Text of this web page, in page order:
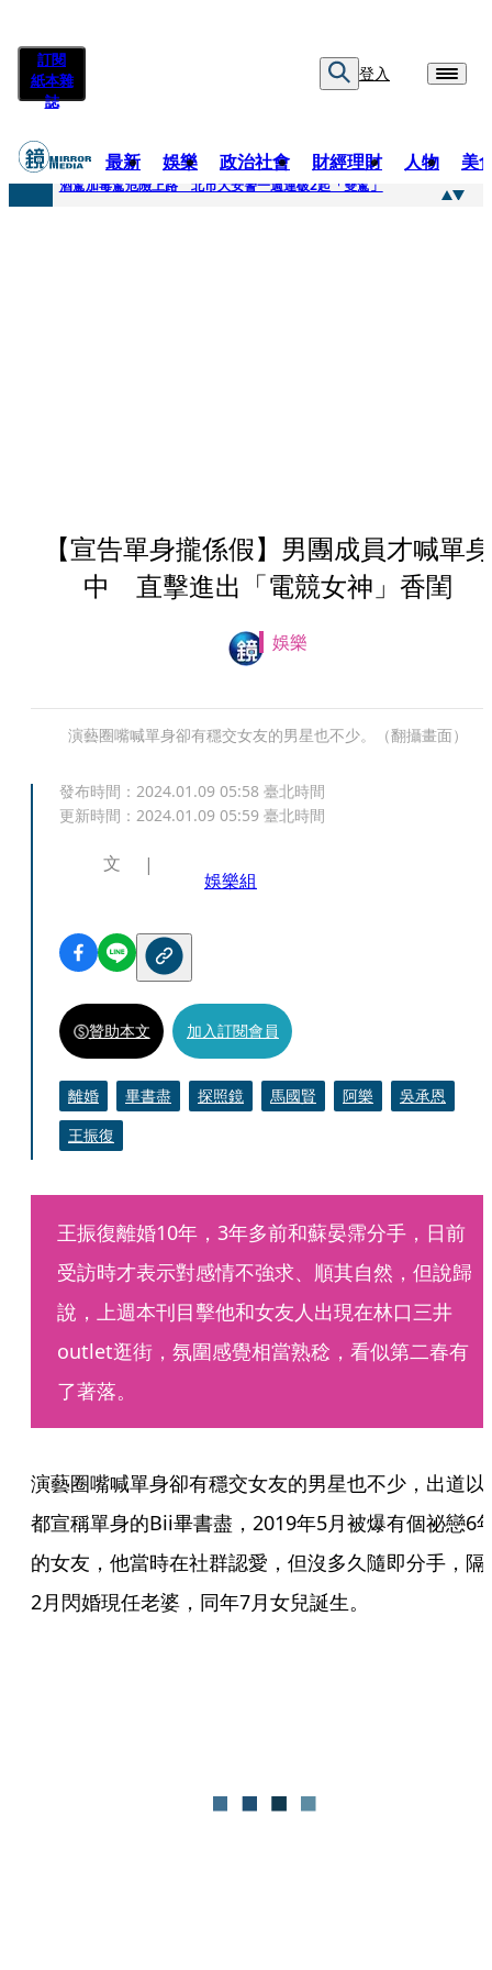
訂閱
紙本雜
誌
登入
最新 娛樂 政治社會 財經理財 人物 美
快訊
酒駕加毒駕危險上路 北市大安警一週連破2起「雙駕」
【宣告單身攏係假】男團成員才喊單身
中 直擊進出「電競女神」香閨
娛樂
演藝圈嘴喊單身卻有穩交女友的男星也不少。（翻攝畫面）
發布時間： 2024.01.09 05:58 臺北時間
更新時間： 2024.01.09 05:59 臺北時間
文
娛樂組
贊助本文 加入訂閱會員
離婚 畢書盡 探照鏡 馬國賢 阿樂
吳承恩
王振復
王振復離婚10年，3年多前和蘇晏霈分手，日前
受訪時才表示對感情不強求、順其自然，但說歸
說，上週本刊目擊他和女友人出現在林口三井
outlet逛街，氛圍感覺相當熟稔，看似第二春有
了著落。
演藝圈嘴喊單身卻有穩交女友的男星也不少，出道以
都宣稱單身的Bii畢書盡，2019年5月被爆有個祕戀6
的女友，他當時在社群認愛，但沒多久隨即分手，隔
2月閃婚現任老婆，同年7月女兒誕生。